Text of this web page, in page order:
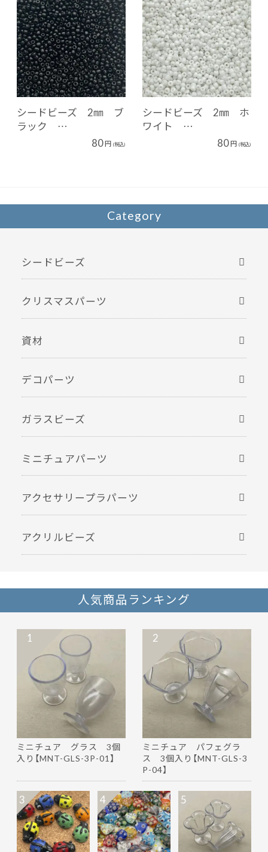
シードビーズ 2㎜ ブ
ラック …
80円 (税込)
シードビーズ 2㎜ ホ
ワイト …
80円 (税込)
Category
シードビーズ
クリスマスパーツ
資材
デコパーツ
ガラスビーズ
ミニチュアパーツ
アクセサリープラパーツ
アクリルビーズ
人気商品ランキング
ミニチュア グラス 3個
入り【MNT-GLS-3P-01】
1
ミニチュア パフェグラ
ス 3個入り【MNT-GLS-3
P-04】
2
3 4 5